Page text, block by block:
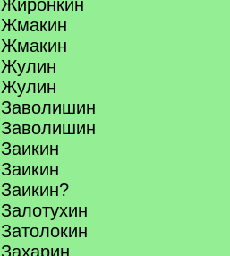
Жиронкин
Жмакин
Жмакин
Жулин
Жулин
Заволишин
Заволишин
Заикин
Заикин
Заикин?
Залотухин
Затолокин
Захарин